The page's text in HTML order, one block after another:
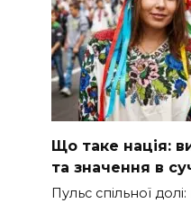
Що таке нація:
та значення в
Пульс спільної